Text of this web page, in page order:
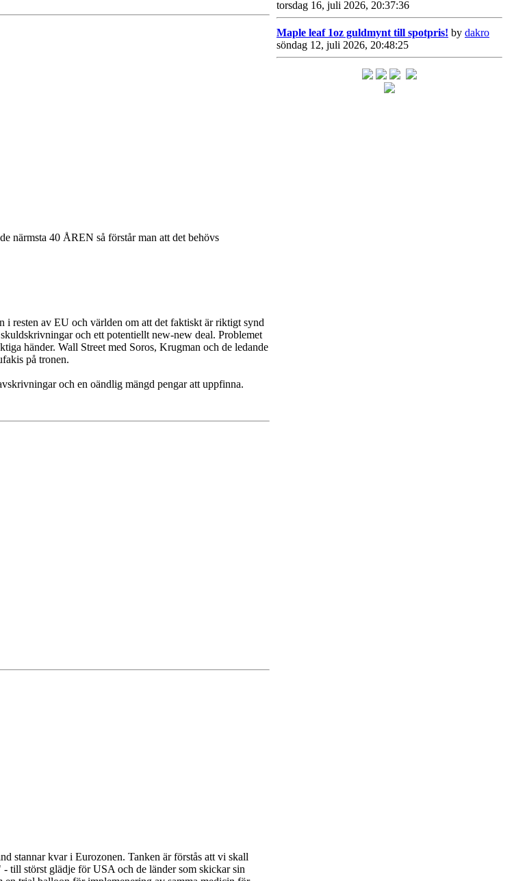
närmsta 40 ÅREN så förstår man att det behövs
resten av EU och världen om att det faktiskt är riktigt synd
och ett potentiellt new-new deal. Problemet
händer. Wall Street med Soros, Krugman och de ledande
på tronen.
och en oändlig mängd pengar att uppfinna.
stannar kvar i Eurozonen. Tanken är förstås att vi skall
till störst glädje för USA och de länder som skickar sin
torsdag 16, juli 2026, 20:37:36
Maple leaf 1oz guldmynt till spotpris! by dakro
söndag 12, juli 2026, 20:48:25